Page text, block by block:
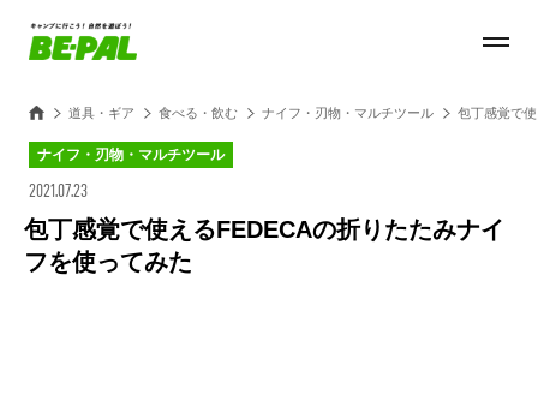
道具・ギア 食べる・飲む ナイフ・刃物・マルチツール 包丁感覚で
ナイフ・刃物・マルチツール
2021.07.23
包丁感覚で使えるFEDECAの折りたたみナイ
フを使ってみた